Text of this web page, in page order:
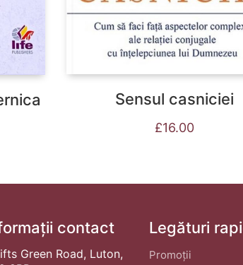
Sensul casniciei
£16.00
contact
Green Road, Luton,
Legături
Promoții